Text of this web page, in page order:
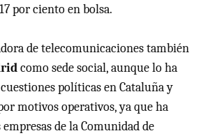
por ciento en bolsa.
de telecomunicaciones también
como sede social, aunque lo ha
políticas en Cataluña y
motivos operativos, ya que ha
de la Comunidad de